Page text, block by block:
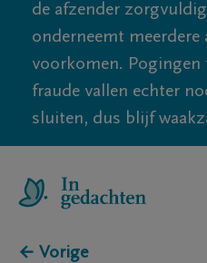
de afzender
onderneemt
voorkomen.
fraude vallen echter
sluiten, dus blijf
← Vorige